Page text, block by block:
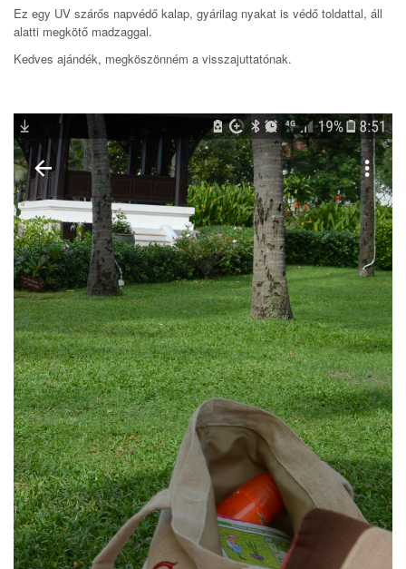
Ez egy UV szárős napvédő kalap, gyárilag nyakat is védő toldattal, áll
alatti megkötő madzaggal.
Kedves ajándék, megköszönném a visszajuttatónak.